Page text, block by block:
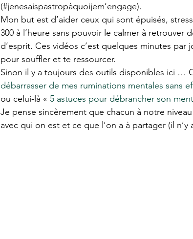
(#jenesaispastropàquoijem’engage).
Mon but est d’aider ceux qui sont épuisés,
300 à l’heure sans pouvoir le calmer à retrouver
d’esprit. Ces vidéos c’est quelques minutes
pour souffler et te ressourcer.
Sinon il y a toujours des outils disponibles ici …
débarrasser de mes ruminations mentales sans
ou celui-là « 5 astuces pour débrancher son
Je pense sincèrement que chacun à notre
avec qui on est et ce que l’on a à partager (il n’y